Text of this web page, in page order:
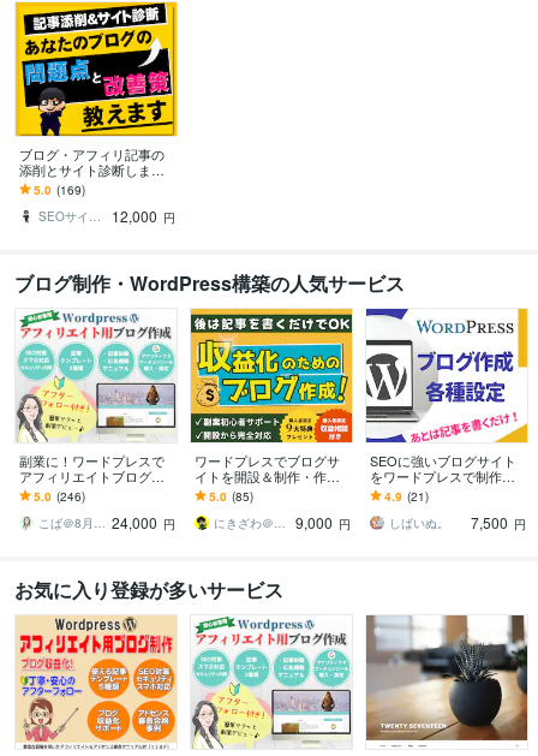
ブログ・アフィリ記事の
添削とサイト診断します
現役アフィリエイターの
本気の記事添削・構成や
修正点アドバイス
5.0 (169)
SEOサイボーグ
12,000 円
ブログ制作・WordPress構築の人気サービス
副業に！ワードプレスで
アフィリエイトブログ作
ります SEO対策済・アド
センス対応・有料テーマ
カスタマイズもOK
5.0 (246)
こば＠8月7日～8月16日夏季休業 24,000 円
ワードプレスでブログサ
イトを開設＆制作・作成
します アフィリエイトブ
ログ初心者が広告収益を
得るための道筋も伝授！
5.0 (85)
にきざわ＠収益化できるブログサイト制作
9,000 円
SEOに強いブログサイト
をワードプレスで制作し
ます 【Wordpress】アフ
ィリエイトブログを最短
即日納品！
4.9 (21)
しばいぬ。
7,500 円
お気に入り登録が多いサービス